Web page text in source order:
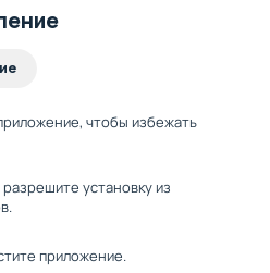
чтобы избежать
установку из
приложение.